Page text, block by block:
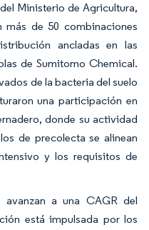
Ministerio de Agricultura,
más de 50 combinaciones
ancladas en las
de Sumitomo Chemical.
de la bacteria del suelo
una participación en
donde su actividad
de precolecta se alinean
y los requisitos de
a una CAGR del
está impulsada por los